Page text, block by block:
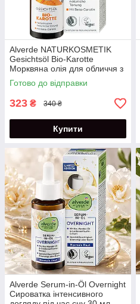
Alverde NATURKOSMETIK
Gesichtsöl Bio-Karotte
Морквяна олія для обличчя з
бета-каротином 30 мл
Готово до відправки
323 ₴ 340 ₴
Купити
Alverde Serum-in-Öl Overnight
Сироватка інтенсивного